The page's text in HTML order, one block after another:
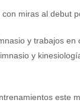
miras al debut
y trabajos
y
este